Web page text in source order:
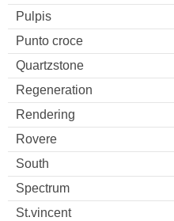
Pulpis
Punto croce
Quartzstone
Regeneration
Rendering
Rovere
South
Spectrum
St.vincent